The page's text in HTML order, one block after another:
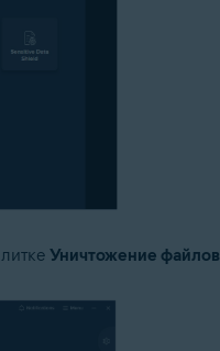
Уничтожение файлов